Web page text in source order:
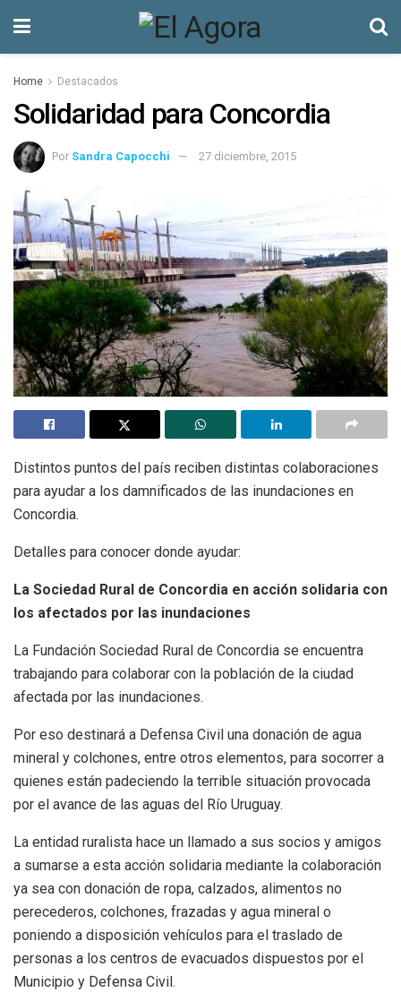
Home Destacados
Solidaridad para Concordia
Por Sandra Capocchi 27 diciembre, 2015
Distintos puntos del país reciben distintas colaboraciones
para ayudar a los damnificados de las inundaciones en
Concordia.
Detalles para conocer donde ayudar:
La Sociedad Rural de Concordia en acción solidaria con
los afectados por las inundaciones
La Fundación Sociedad Rural de Concordia se encuentra
trabajando para colaborar con la población de la ciudad
afectada por las inundaciones.
Por eso destinará a Defensa Civil una donación de agua
mineral y colchones, entre otros elementos, para socorrer a
quienes están padeciendo la terrible situación provocada
por el avance de las aguas del Río Uruguay.
La entidad ruralista hace un llamado a sus socios y amigos
a sumarse a esta acción solidaria mediante la colaboración
ya sea con donación de ropa, calzados, alimentos no
perecederos, colchones, frazadas y agua mineral o
poniendo a disposición vehículos para el traslado de
personas a los centros de evacuados dispuestos por el
Municipio y Defensa Civil.